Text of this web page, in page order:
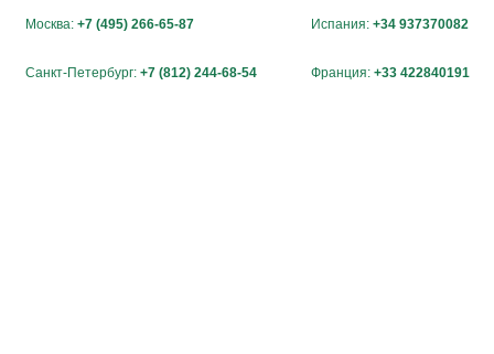
Москва: +7 (495) 266-65-87 Испания: +34 937370082
Санкт-Петербург: +7 (812) 244-68-54 Франция: +33 422840191